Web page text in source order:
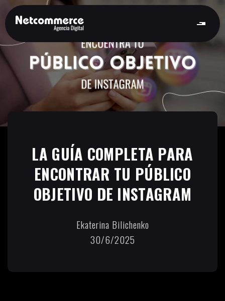
LA GUÍA COMPLETA PARA
ENCONTRAR TU PÚBLICO
OBJETIVO DE INSTAGRAM
Ekaterina Bilichenko
30/6/2025